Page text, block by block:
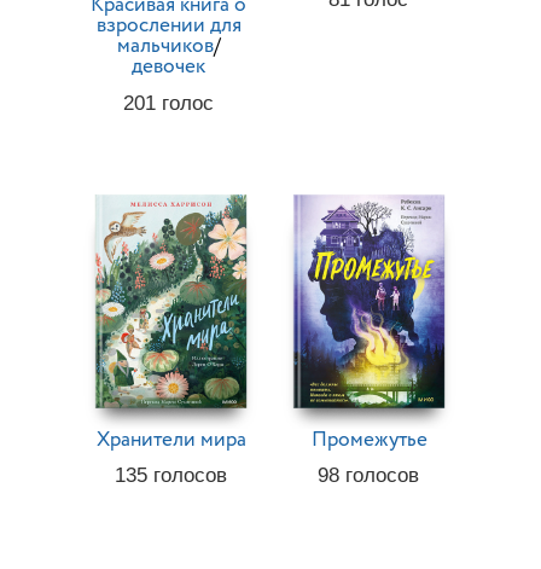
201 голос
взрослении для
мальчиков/
девочек
98 голосов
Промежутье
135 голосов
Хранители мира